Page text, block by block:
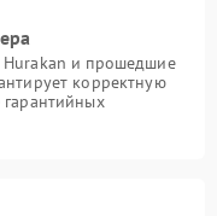
Hurakan и прошедшие
корректную